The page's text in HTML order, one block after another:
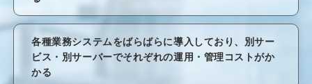
各種業務システムをばらばらに導入しており、別サー
ビス・別サーバーでそれぞれの運用・管理コストがか
かる